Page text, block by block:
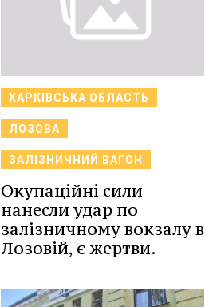
ХАРКІВСЬКА ОБЛАСТЬ
ЛОЗОВА
ЗАЛІЗНИЧНИЙ ВАГОН
Окупаційні сили
нанесли удар по
залізничному вокзалу в
Лозовій, є жертви.